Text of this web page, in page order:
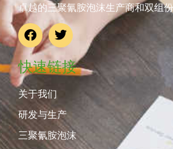
卓越的三聚氰胺泡沫生产商和双组份
快速链接
关于我们
研发与生产
三聚氰胺泡沫